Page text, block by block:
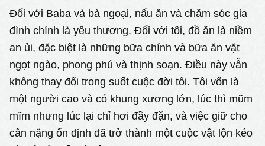
Đối với Baba và bà ngoại, nấu ăn và chăm sóc gia
đình chính là yêu thương. Đối với tôi, đồ ăn là niềm
an ủi, đặc biệt là những bữa chính và bữa ăn vặt
ngọt ngào, phong phú và thịnh soạn. Điều này vẫn
không thay đổi trong suốt cuộc đời tôi. Tôi vốn là
một người cao và có khung xương lớn, lúc thì mũm
mĩm nhưng lúc lại chỉ hơi đầy đặn, và việc giữ cho
cân nặng ổn định đã trở thành một cuộc vật lộn kéo